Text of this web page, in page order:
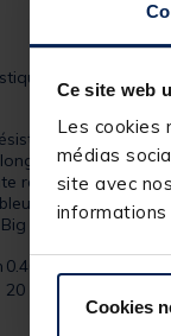
Ce site web
Les cookies
médias
site avec
Cookies
:
à l’abrasion
résistance
ultra discret
Game
0.40
20